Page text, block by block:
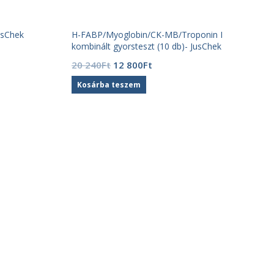
H-FABP/Myoglobin/CK-MB/Troponin I
kombinált gyorsteszt (10 db)- JusChek
20 240Ft Original
price
was:
12 800FtCurrent
Kosárba teszem